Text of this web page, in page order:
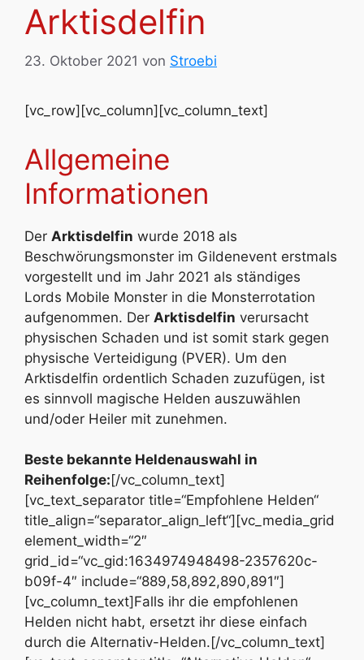
Arktisdelfin
23. Oktober 2021 von Stroebi
[vc_row][vc_column][vc_column_text]
Allgemeine
Informationen
Der Arktisdelfin wurde 2018 als
Beschwörungsmonster im Gildenevent erstmals
vorgestellt und im Jahr 2021 als ständiges
Lords Mobile Monster in die Monsterrotation
aufgenommen. Der Arktisdelfin verursacht
physischen Schaden und ist somit stark gegen
physische Verteidigung (PVER). Um den
Arktisdelfin ordentlich Schaden zuzufügen, ist
es sinnvoll magische Helden auszuwählen
und/oder Heiler mit zunehmen.
Beste bekannte Heldenauswahl in
Reihenfolge: [/vc_column_text]
[vc_text_separator title=“Empfohlene Helden“
title_align=“separator_align_left“][vc_media_grid
element_width=“2″
grid_id=“vc_gid:1634974948498-2357620c-
b09f-4″ include=“889,58,892,890,891″]
[vc_column_text]Falls ihr die empfohlenen
Helden nicht habt, ersetzt ihr diese einfach
durch die Alternativ-Helden.[/vc_column_text]